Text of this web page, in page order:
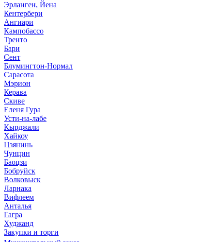
Эрланген, Йена
Кентербери
Ангиари
Кампобассо
Тренто
Бари
Сент
Блумингтон-Нормал
Сарасота
Мэрион
Керава
Скиве
Еленя Гура
Усти-на-лабе
Кырджали
Хайкоу
Цзянинь
Чунцин
Баоцзи
Бобруйск
Волковыск
Ларнака
Вифлеем
Анталья
Гагра
Худжанд
Закупки и торги